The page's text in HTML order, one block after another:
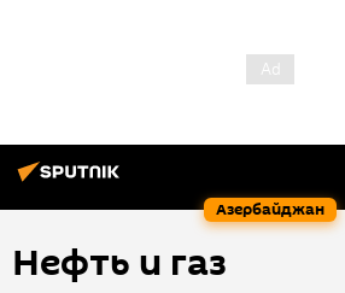
Азербайджан
Нефть и газ